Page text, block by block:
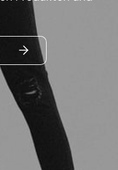
ABSENDEN